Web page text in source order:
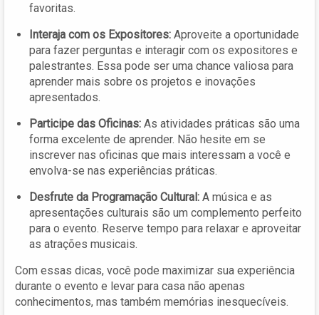
favoritas.
Interaja com os Expositores: Aproveite a oportunidade
para fazer perguntas e interagir com os expositores e
palestrantes. Essa pode ser uma chance valiosa para
aprender mais sobre os projetos e inovações
apresentados.
Participe das Oficinas: As atividades práticas são uma
forma excelente de aprender. Não hesite em se
inscrever nas oficinas que mais interessam a você e
envolva-se nas experiências práticas.
Desfrute da Programação Cultural: A música e as
apresentações culturais são um complemento perfeito
para o evento. Reserve tempo para relaxar e aproveitar
as atrações musicais.
Com essas dicas, você pode maximizar sua experiência
durante o evento e levar para casa não apenas
conhecimentos, mas também memórias inesquecíveis.